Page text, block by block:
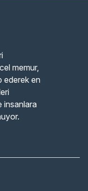
memur,
ederek en
insanlara